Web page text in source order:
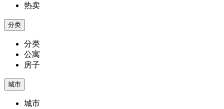
热卖
分类
分类
公寓
房子
城市
城市